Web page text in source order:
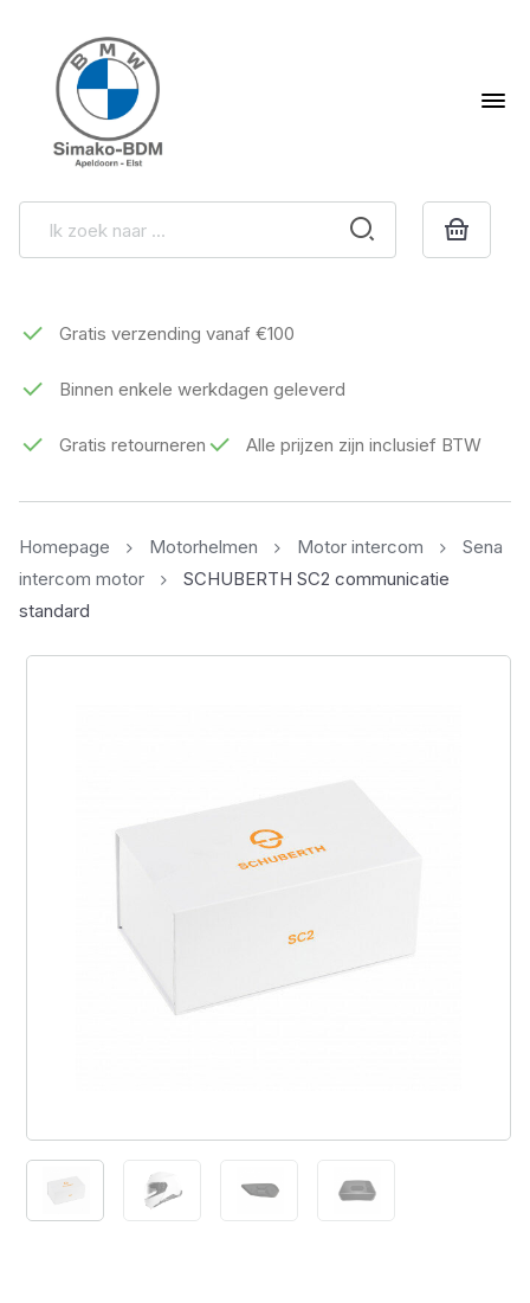
Gratis verzending vanaf €100
Binnen enkele werkdagen geleverd
Gratis retourneren Alle prijzen zijn inclusief BTW
Homepage Motorhelmen Motor intercom
Sena
intercom motor
SCHUBERTH SC2 communicatie
standard